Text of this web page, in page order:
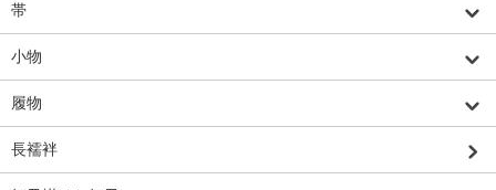
帯
小物
履物
長襦袢